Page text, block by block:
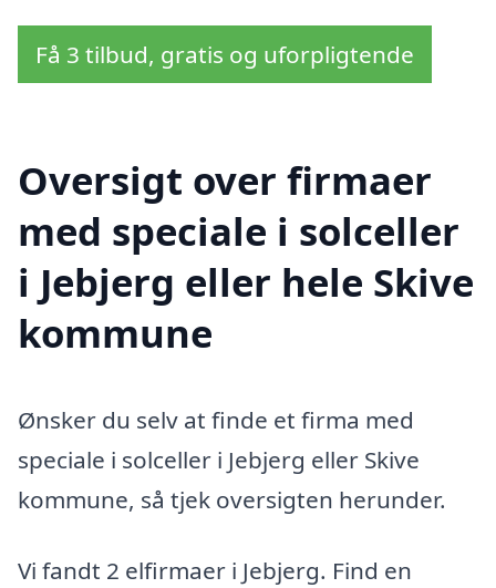
Få 3 tilbud, gratis og uforpligtende
Oversigt over firmaer
med speciale i solceller
i Jebjerg eller hele Skive
kommune
Ønsker du selv at finde et firma med
speciale i solceller i Jebjerg eller Skive
kommune, så tjek oversigten herunder.
Vi fandt 2 elfirmaer i Jebjerg. Find en